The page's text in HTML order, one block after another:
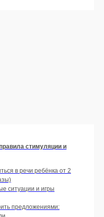
стимуляции и
в речи ребёнка от 2
ситуации и игры
предложениями: